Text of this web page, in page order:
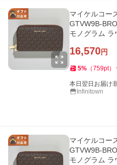
マイケルコー
GTVW9B-
モノグラム ラ
16,570円
5% （759pt）
本日翌日お届け
Infinitown
マイケルコー
GTVW9B-
モノグラム ラ